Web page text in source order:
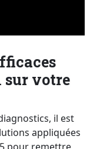
sur votre
il est
appliquées